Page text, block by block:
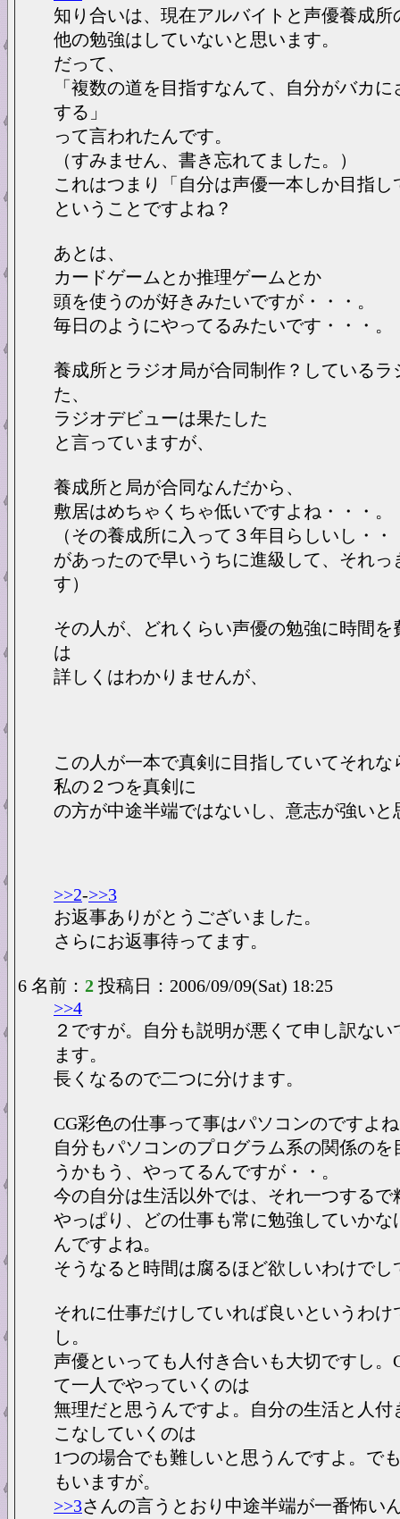
知り合いは、現在アルバイトと声優養成所
他の勉強はしていないと思います。
だって、
「複数の道を目指すなんて、自分がバカ
する」
って言われたんです。
（すみません、書き忘れてました。）
これはつまり「自分は声優一本しか目指し
ということですよね？
あとは、
カードゲームとか推理ゲームとか
頭を使うのが好きみたいですが・・・。
毎日のようにやってるみたいです・・・。
養成所とラジオ局が合同制作？しているラ
た、
ラジオデビューは果たした
と言っていますが、
養成所と局が合同なんだから、
敷居はめちゃくちゃ低いですよね・・・。
（その養成所に入って３年目らしいし・
があったので早いうちに進級して、それっ
す）
その人が、どれくらい声優の勉強に時間を
は
詳しくはわかりませんが、
この人が一本で真剣に目指していてそれな
私の２つを真剣に
の方が中途半端ではないし、意志が強いと
>>2->>3
お返事ありがとうございました。
さらにお返事待ってます。
6 名前： 2 投稿日：2006/09/09(Sat) 18:25
>>4
２ですが。自分も説明が悪くて申し訳な
ます。
長くなるので二つに分けます。
CG彩色の仕事って事はパソコンのですよ
自分もパソコンのプログラム系の関係のを
うかもう、やってるんですが・・。
今の自分は生活以外では、それ一つするで
やっぱり、どの仕事も常に勉強していかな
んですよね。
そうなると時間は腐るほど欲しいわけでし
それに仕事だけしていれば良いというわけ
し。
声優といっても人付き合いも大切ですし。
て一人でやっていくのは
無理だと思うんですよ。自分の生活と人付
こなしていくのは
1つの場合でも難しいと思うんですよ。で
もいますが。
>>3さんの言うとおり中途半端が一番怖い